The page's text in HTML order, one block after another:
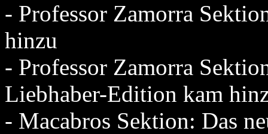
- Professor Zamorra
hinzu
- Professor Zamorra
Liebhaber-Edition kam
- Macabros Sektion: Das